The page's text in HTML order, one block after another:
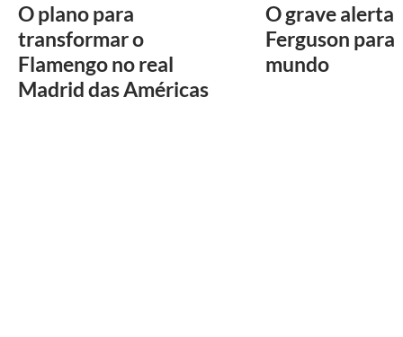
O plano para
transformar o
Flamengo no real
Madrid das Américas
O grave alerta
Ferguson para
mundo